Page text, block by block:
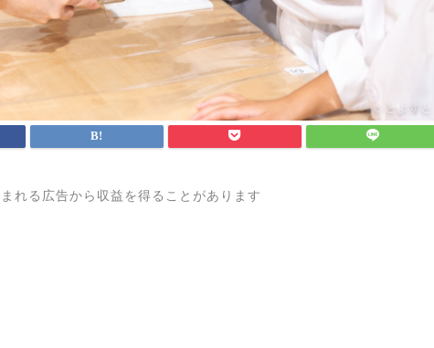
れる広告から収益を得ることがあります